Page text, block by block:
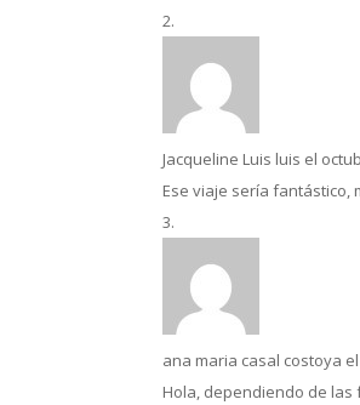
Jacqueline Luis luis el
Ese viaje sería fantástico,
ana maria casal costoya
Hola, dependiendo de las